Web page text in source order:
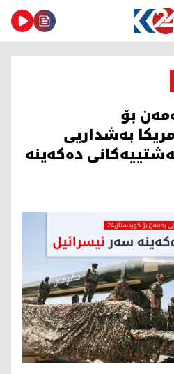
بۆ
ئەمریکا بەشداریی
دەکەینە